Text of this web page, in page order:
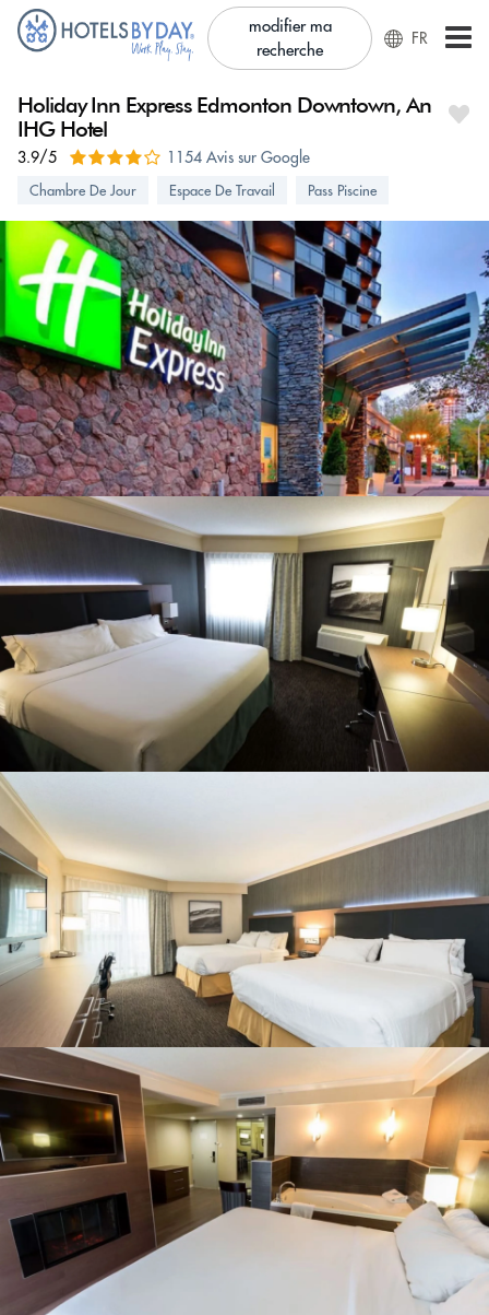
modifier ma
recherche
FR
Holiday Inn Express Edmonton Downtown, An
IHG Hotel
3.9/5 1154 Avis sur Google
Chambre De Jour Espace De Travail Pass Piscine